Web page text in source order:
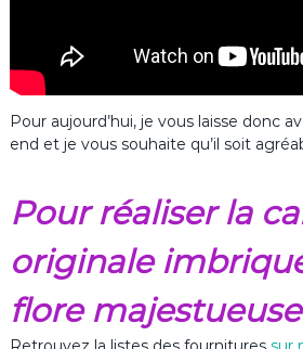
Pour aujourd’hui, je vous laisse donc
end et je vous souhaite qu’il soit
Pour réaliser la
originale
flore majestueuse